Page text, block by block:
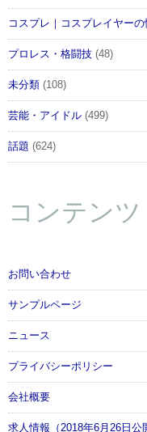
コスプレ｜コスプレイヤー
プロレス・格闘技 (48)
未分類 (108)
芸能・アイドル (499)
話題 (624)
コンテンツ
お問い合わせ
サンプルページ
ニュース
プライバシーポリシー
会社概要
求人情報（2018年6月26日公